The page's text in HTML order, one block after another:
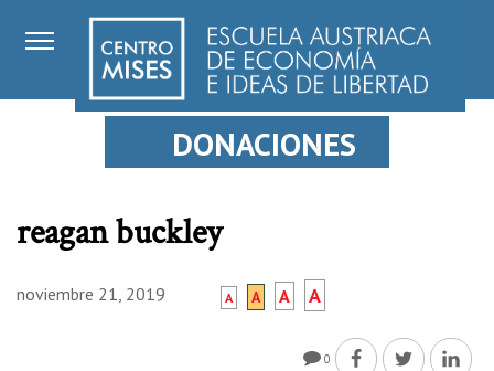
DONACIONES
reagan buckley
noviembre 21, 2019 A A A A
0